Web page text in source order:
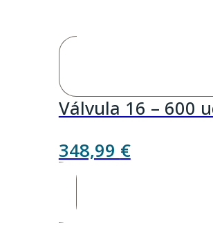
Válvula 16 – 600
348,99 €